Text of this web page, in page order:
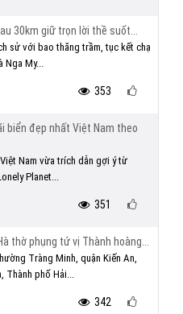
30km giữ trọn lời thề suốt...
sử với bao thăng trầm, tục kết chạ
Nga My...
353
biển đẹp nhất Việt Nam theo
Nam vừa trích dẫn gợi ý từ
Planet...
351
thờ phụng tứ vị Thành hoàng...
Tràng Minh, quận Kiến An,
Thành phố Hải...
342